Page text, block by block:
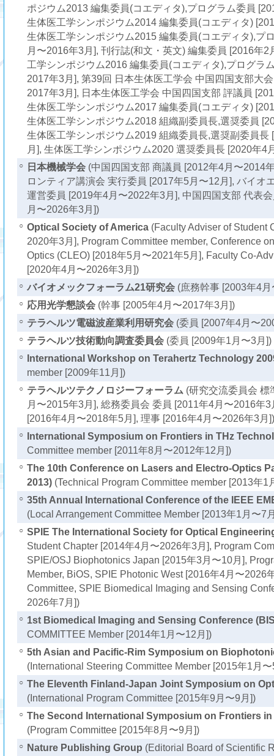
ポジウム2013 編集委員(コエディタ),プログラム委員
生体医工学シンポジウム2014 編集委員(コエディタ)
生体医工学シンポジウム2015 編集委員(コエディタ),プ
月〜2016年3月], 刊行誌(和文・英文) 編集委員 [2016年2
工学シンポジウム2016 編集委員(コエディタ),プログラ
2017年3月], 第39回 日本生体医工学会 中国四国支部大
2017年3月], 日本生体医工学会 中国四国支部 評議員
生体医工学シンポジウム2017 編集委員(コエディタ)
生体医工学シンポジウム2018 組織副委員長,選奨委員
生体医工学シンポジウム2019 組織委員長,選奨副委員長
月], 生体医工学シンポジウム2020 選奨委員長 [2020年4
○ 日本機械学会(中国四国支部 商議員 [2012年4月〜2014
ロンティア講演会 実行委員 [2017年5月〜12月], バイオ
運営委員 [2019年4月〜2022年3月], 中国四国支部 代表
月〜2026年3月])
○ Optical Society of America(Faculty Adviser of Student
2020年3月], Program Committee member, Conference
Optics (CLEO) [2018年5月〜2021年5月], Faculty Co-
[2020年4月〜2026年3月])
○ バイオメックフォーラム21研究会(庶務幹事 [2003年4月
○ 応用光学懇談会(幹事 [2005年4月〜2017年3月])
○ テラヘルツ電磁波産業利用研究会(委員 [2007年4月〜
○ テラヘルツ技術動向調査委員会(委員 [2009年1月〜3月])
○
International Workshop on Terahertz Technology
member [2009年11月])
○ テラヘルツテクノロジーフォーラム (研究交流委員会 標
月〜2015年3月], 総務委員会 委員 [2011年4月〜2016年
[2016年4月〜2018年5月], 理事 [2016年4月〜2026年3月])
○
International Symposium on Frontiers in THz
Committee member [2011年8月〜2012年12月])
○ The 10th Conference on Lasers and Electro-Optics
2013)(Technical Program Committee member [2013年1
○ 35th Annual International Conference of the IEEE
(Local Arrangement Committee Member [2013年1月〜7
○ SPIE The International Society for Optical
Student Chapter [2014年4月〜2026年3月], Program
SPIE/OSJ Biophotonics Japan [2015年3月〜10月],
Member, BiOS, SPIE Photonic West [2016年4月〜2026
Committee, SPIE Biomedical Imaging and Sensing
2026年7月])
○ 1st Biomedical Imaging and Sensing Conference
COMMITTEE Member [2014年1月〜12月])
○ 5th Asian and Pacific-Rim Symposium on
(International Steering Committee Member [2015年1月〜
○ The Eleventh Finland-Japan Joint Symposium on
(International Program Committee [2015年9月〜9月])
○ The Second International Symposium on Frontiers
(Program Committee [2015年8月〜9月])
○ Nature Publishing Group (Editorial Board of Scientific